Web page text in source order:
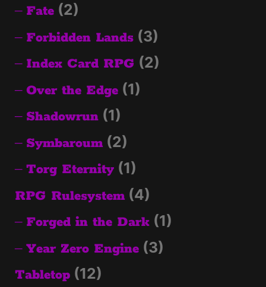
Fate (2)
Forbidden Lands (3)
Index Card RPG (2)
Over the Edge (1)
Shadowrun (1)
Symbaroum(2)
Torg Eternity (1)
RPG Rulesystem(4)
Forged in the Dark (1)
Year Zero Engine (3)
Tabletop (12)